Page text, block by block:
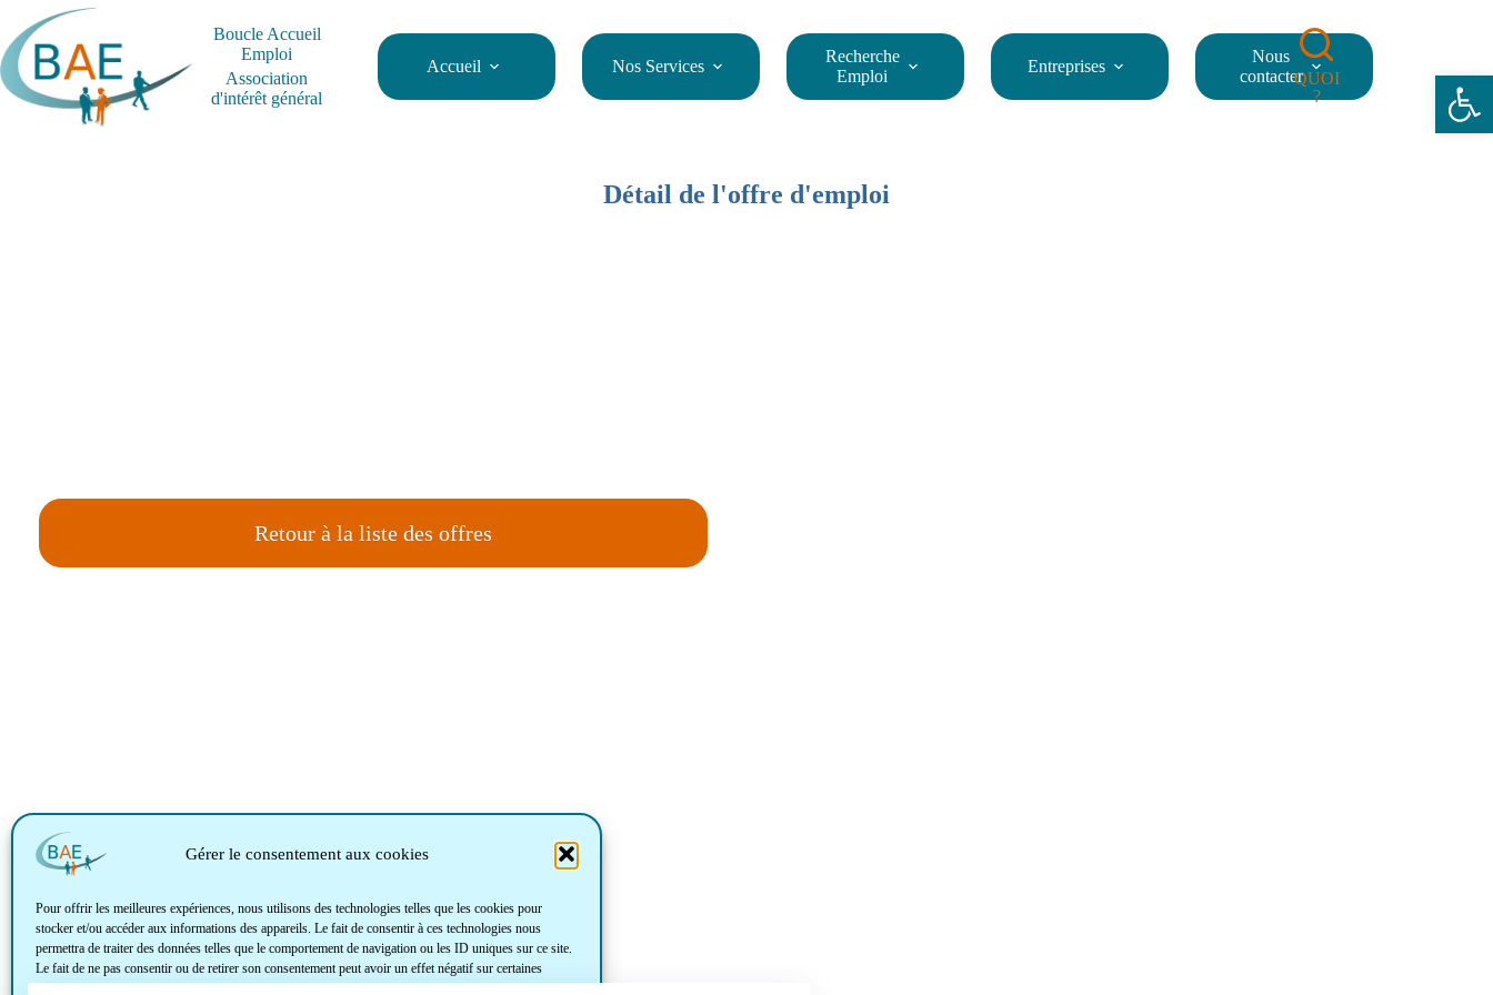
Ouvrir la barre d’outils
Gérer le consentement aux cookies
Pour offrir les meilleures expériences, nous utilisons des technologies telles que les cookies pour
stocker et/ou accéder aux informations des appareils. Le fait de consentir à ces technologies nous
permettra de traiter des données telles que le comportement de navigation ou les ID uniques sur ce site.
Le fait de ne pas consentir ou de retirer son consentement peut avoir un effet négatif sur certaines
contenu
Boucle Accueil
Emploi
Association
d'intérêt général
Accueil Nos Services
Recherche
Emploi
Entreprises
Nous
contacterQUOI
?
Détail de l'offre d'emploi
Retour à la liste des offres